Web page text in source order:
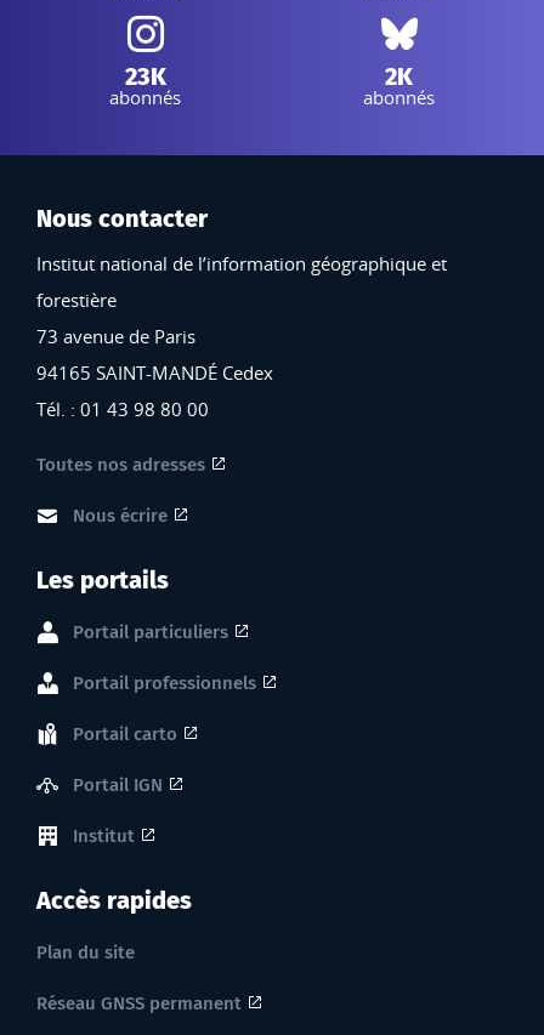
Instagram IGN :
23K
abonnés
Bluesky :
2K
abonnés
Nous contacter
Institut national de l’information géographique et
forestière
73 avenue de Paris
94165 SAINT-MANDÉ Cedex
Tél. : 01 43 98 80 00
Toutes nos adresses
Nous écrire
Les portails
Portail particuliers
Portail professionnels
Portail carto
Portail IGN
Institut
Accès rapides
Plan du site
Réseau GNSS permanent